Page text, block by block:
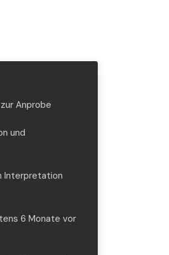
Anprobe
und
Interpretation
6 Monate vor